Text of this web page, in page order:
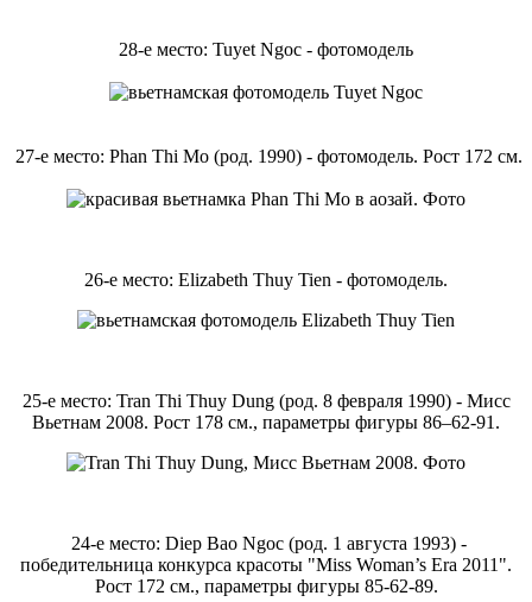
28-е место: Tuyet Ngoc - фотомодель
27-е место: Phan Thi Mo (род. 1990) - фотомодель. Рост 172 см.
26-е место: Elizabeth Thuy Tien - фотомодель.
25-е место: Tran Thi Thuy Dung (род. 8 февраля 1990) - Мисс
Вьетнам 2008. Рост 178 см., параметры фигуры 86–62-91.
24-е место: Diep Bao Ngoc (род. 1 августа 1993) -
победительница конкурса красоты "Miss Woman’s Era 2011".
Рост 172 см., параметры фигуры 85-62-89.